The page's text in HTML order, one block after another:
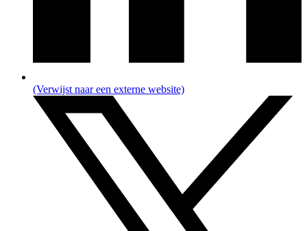
(Verwijst naar een externe website)